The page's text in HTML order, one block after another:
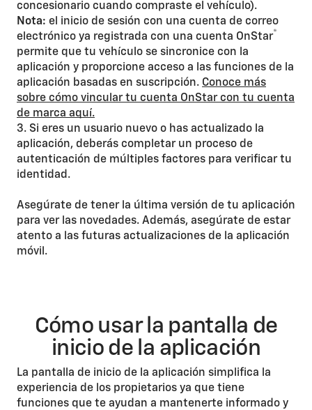
concesionario cuando compraste el vehículo).
Nota: el inicio de sesión con una cuenta de correo
electrónico ya registrada con una cuenta OnStar®
permite que tu vehículo se sincronice con la
aplicación y proporcione acceso a las funciones de la
aplicación basadas en suscripción. Conoce más
sobre cómo vincular tu cuenta OnStar con tu cuenta
de marca aquí.
3. Si eres un usuario nuevo o has actualizado la
aplicación, deberás completar un proceso de
autenticación de múltiples factores para verificar tu
identidad.
Asegúrate de tener la última versión de tu aplicación
para ver las novedades. Además, asegúrate de estar
atento a las futuras actualizaciones de la aplicación
móvil.
Cómo usar la pantalla de
inicio de la aplicación
La pantalla de inicio de la aplicación simplifica la
experiencia de los propietarios ya que tiene
funciones que te ayudan a mantenerte informado y